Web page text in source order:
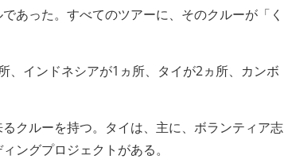
あった。すべてのツアーに、そのクルーが「く
、インドネシアが1ヵ所、タイが2ヵ所、カンボ
クルーを持つ。タイは、主に、ボランティア志
ングプロジェクトがある。